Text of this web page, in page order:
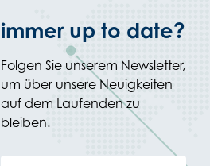
immer up to date?
Folgen Sie unserem Newsletter,
um über unsere Neuigkeiten
auf dem Laufenden zu
bleiben.